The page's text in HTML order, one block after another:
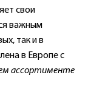
свои
важным
так и в
в Европе с
ассортименте